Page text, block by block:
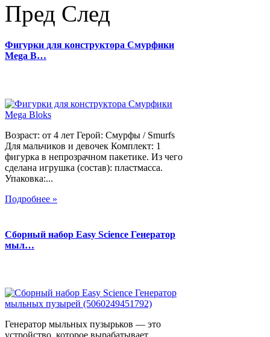
Пред След
Фигурки для конструктора Смурфики
Mega B…
Возраст: от 4 лет Герой: Смурфы / Smurfs
Для мальчиков и девочек Комплект: 1
фигурка в непрозрачном пакетике. Из чего
сделана игрушка (состав): пластмасса.
Упаковка:...
Подробнее »
Сборный набор Easy Science Генератор
мыл…
Генератор мыльных пузырьков — это
устройство, которое вырабатывает